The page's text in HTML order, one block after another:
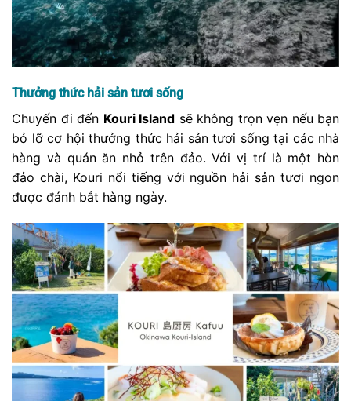
Thưởng thức hải sản tươi sống
Chuyến đi đến Kouri Island sẽ không trọn vẹn nếu bạn
bỏ lỡ cơ hội thưởng thức hải sản tươi sống tại các nhà
hàng và quán ăn nhỏ trên đảo. Với vị trí là một hòn
đảo chài, Kouri nổi tiếng với nguồn hải sản tươi ngon
được đánh bắt hàng ngày.